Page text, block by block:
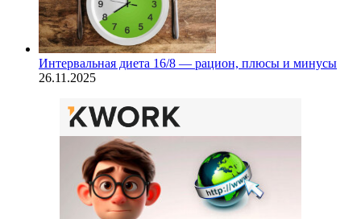
Интервальная диета 16/8 — рацион, плюсы и минусы
26.11.2025